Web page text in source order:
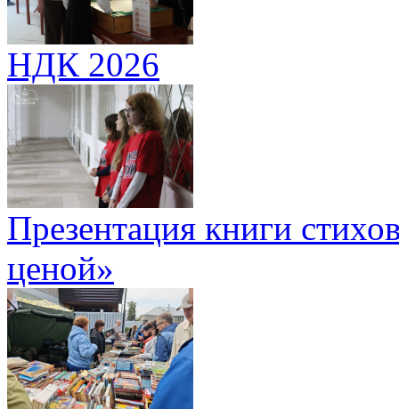
НДК 2026
Презентация книги
ценой»